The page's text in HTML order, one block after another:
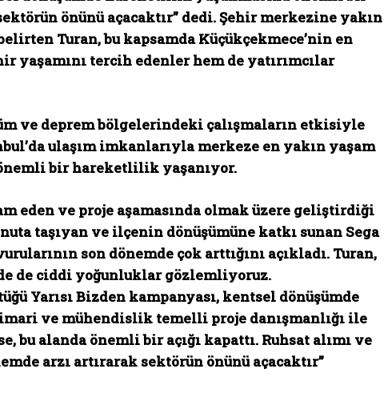
önünü açacaktır” dedi. Şehir merkezine yakın
Turan, bu kapsamda Küçükçekmece’nin en
yaşamını tercih edenler hem de yatırımcılar
ve deprem bölgelerindeki çalışmaların etkisiyle
ulaşım imkanlarıyla merkeze en yakın yaşam
bir hareketlilik yaşanıyor.
eden ve proje aşamasında olmak üzere geliştirdiği
taşıyan ve ilçenin dönüşümüne katkı sunan Sega
son dönemde çok arttığını açıkladı. Turan,
de ciddi yoğunluklar gözlemliyoruz.
Yarısı Bizden kampanyası, kentsel dönüşümde
ve mühendislik temelli proje danışmanlığı ile
alanda önemli bir açığı kapattı. Ruhsat alımı ve
arzı artırarak sektörün önünü açacaktır”